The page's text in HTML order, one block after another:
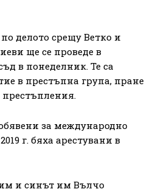
делото срещу Ветко и
ще се проведе в
в понеделник. Те са
в престъпна група, пране
за международно
г. бяха арестувани в
и синът им Вълчо